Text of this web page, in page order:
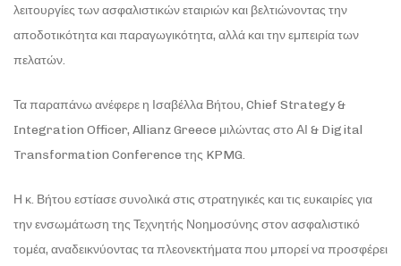
λειτουργίες των ασφαλιστικών εταιριών και βελτιώνοντας την
αποδοτικότητα και παραγωγικότητα, αλλά και την εμπειρία των
πελατών.
Τα παραπάνω ανέφερε η Ισαβέλλα Βήτου, Chief Strategy &
Integration Officer, Allianz Greece μιλώντας στο ΑΙ & Digital
Transformation Conference της KPMG.
Η κ. Βήτου εστίασε συνολικά στις στρατηγικές και τις ευκαιρίες για
την ενσωμάτωση της Τεχνητής Νοημοσύνης στον ασφαλιστικό
τομέα, αναδεικνύοντας τα πλεονεκτήματα που μπορεί να προσφέρει